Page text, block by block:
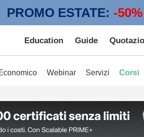
PROMO ESTATE: -
Education Guide
Webinar Servizi Corsi